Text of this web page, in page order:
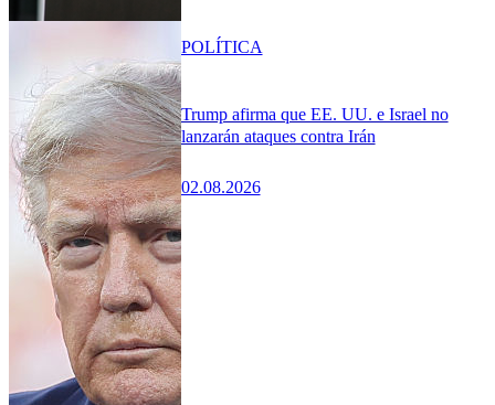
Trump afirma que EE. UU. e Israel no
lanzarán ataques contra Irán
02.08.2026
POLÍTICA